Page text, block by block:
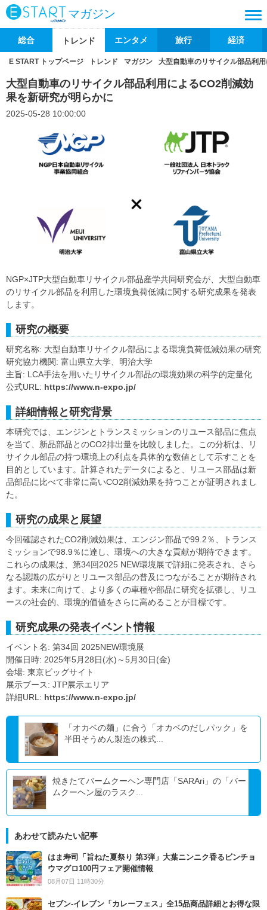
マガジン
総合 トレンド エンタメ 旅行 経済
E START トップページ トレンド マガジン 大型自動車のリサイクル部品利
大型自動車のリサイクル部品利用によるCO2削減効
果を新研究が明らかに
2025-05-28 10:00:00
NGP×JTP大型自動車リサイクル部品産学共同研究会が、大型自動車
のリサイクル部品を利用した環境負荷低減に関する研究成果を発表
します。
研究の概要
研究名称: 大型自動車リサイクル部品による環境負荷低減効果の研究
研究協力機関: 富山県立大学、明治大学
主旨: LCA手法を用いたリサイクル部品の環境効果の科学的定量化
公式URL: https://www.n-expo.jp/
詳細情報と研究背景
本研究では、エンジンとトランスミッションのリユース部品に焦点
を当て、新品部品とのCO2排出量を比較しました。この分析は、リ
サイクル部品の持つ環境上の利点を具体的な数値として示すことを
目的としています。計算されたデータによると、リユース部品は新
品部品に比べて非常に高いCO2削減効果を持つことが証明されまし
た。
研究の成果と展望
今回確認されたCO2削減効果は、エンジン部品で99.2％、トランス
ミッションで98.9％に達し、環境への大きな貢献が期待できます。
これらの成果は、第34回2025 NEW環境展で詳細に発表され、さら
なる認識の広がりとリユース部品の普及につながることが期待され
ます。未来に向けて、より多くの車種や部品に研究を拡張し、リユ
ースの社会的、環境的価値をさらに高めることが目標です。
研究成果の発表イベント情報
イベント名: 第34回 2025NEW環境展
開催日時: 2025年5月28日(水)～5月30日(金)
会場: 東京ビッグサイト
展示ブース: JTP展示エリア
詳細URL: https://www.n-expo.jp/
「オカベの麺」に合う「オカベのだしパック」を
半田そうめん製造の株式...
焼きたてバームクーヘン専門店「SARAri」の「バー
ムクーヘン屋のラスク...
あわせて読みたい記事
はま寿司「旨ねた夏祭り 第3弾」大葉ニンニク香るビンチョ
ウマグロ100円フェア開催情報
08月07日 11時30分
セブン‐イレブン「カレーフェス」全15品商品詳細とお得な限